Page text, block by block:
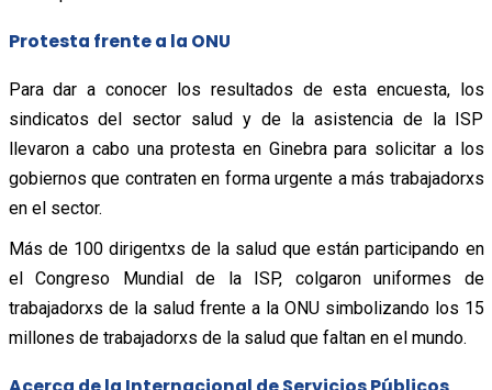
Protesta frente a la ONU
Para dar a conocer los resultados de esta encuesta, los
sindicatos del sector salud y de la asistencia de la ISP
llevaron a cabo una protesta en Ginebra para solicitar a los
gobiernos que contraten en forma urgente a más trabajadorxs
en el sector.
Más de 100 dirigentxs de la salud que están participando en
el Congreso Mundial de la ISP, colgaron uniformes de
trabajadorxs de la salud frente a la ONU simbolizando los 15
millones de trabajadorxs de la salud que faltan en el mundo.